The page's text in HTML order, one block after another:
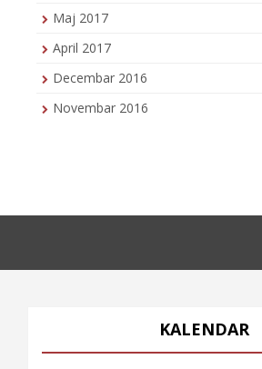
Maj 2017
April 2017
Decembar 2016
Novembar 2016
KALENDAR